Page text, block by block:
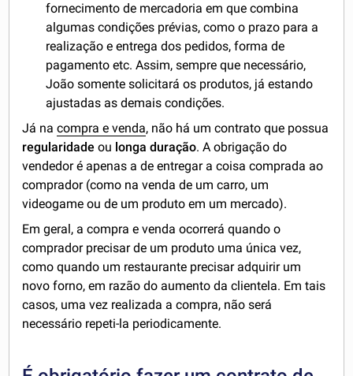
fornecimento de mercadoria em que combina
algumas condições prévias, como o prazo para a
realização e entrega dos pedidos, forma de
pagamento etc. Assim, sempre que necessário,
João somente solicitará os produtos, já estando
ajustadas as demais condições.
Já nacompra e venda, não há um contrato que possua
regularidade ou longa duração. A obrigação do
vendedor é apenas a de entregar a coisa comprada ao
comprador (como na venda de um carro, um
videogame ou de um produto em um mercado).
Em geral, a compra e venda ocorrerá quando o
comprador precisar de um produto uma única vez,
como quando um restaurante precisar adquirir um
novo forno, em razão do aumento da clientela. Em tais
casos, uma vez realizada a compra, não será
necessário repeti-la periodicamente.